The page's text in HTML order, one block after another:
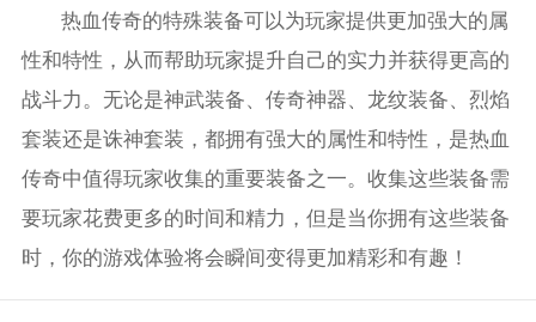
热血传奇的特殊装备可以为玩家提供更加强大的属
性和特性，从而帮助玩家提升自己的实力并获得更高的
战斗力。无论是神武装备、传奇神器、龙纹装备、烈焰
套装还是诛神套装，都拥有强大的属性和特性，是热血
传奇中值得玩家收集的重要装备之一。收集这些装备需
要玩家花费更多的时间和精力，但是当你拥有这些装备
时，你的游戏体验将会瞬间变得更加精彩和有趣！